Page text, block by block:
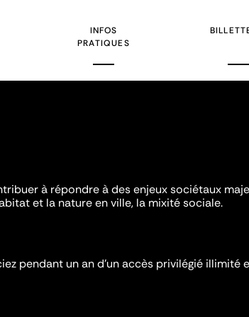
INFOS
PRATIQUES
à répondre à des enjeux sociétaux
et la nature en ville, la mixité sociale.
pendant un an d’un accès privilégié